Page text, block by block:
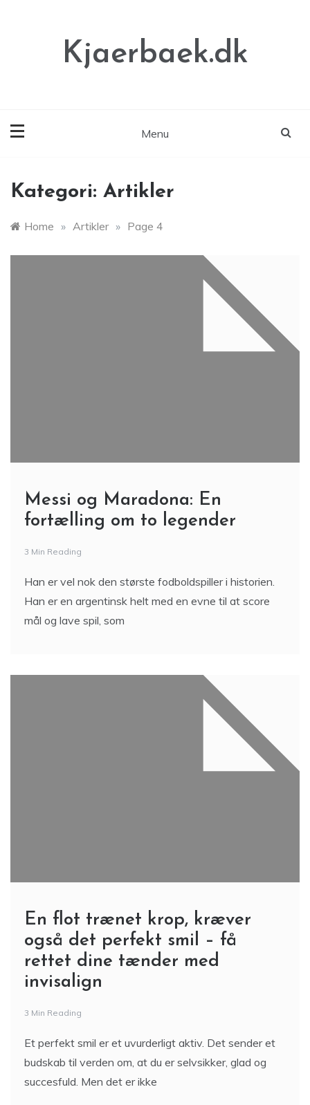
Kjaerbaek.dk
Menu
Kategori: Artikler
Home » Artikler » Page 4
Messi og Maradona: En
fortælling om to legender
3 Min Reading
Han er vel nok den største fodboldspiller i historien.
Han er en argentinsk helt med en evne til at score
mål og lave spil, som
En flot trænet krop, kræver
også det perfekt smil – få
rettet dine tænder med
invisalign
3 Min Reading
Et perfekt smil er et uvurderligt aktiv. Det sender et
budskab til verden om, at du er selvsikker, glad og
succesfuld. Men det er ikke